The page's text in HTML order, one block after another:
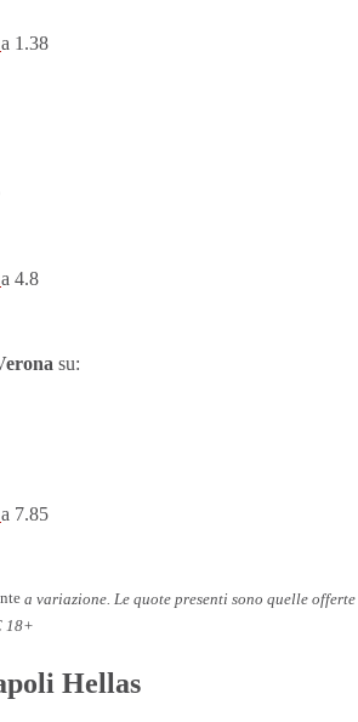
a 1.38
a 4.8
su:
a 7.85
a variazione. Le quote presenti sono quelle
18+
Hellas